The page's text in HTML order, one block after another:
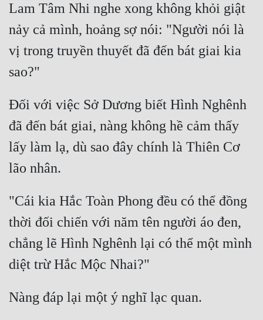
Phương Tây
Phản Phái
Quan Trường
Quân Sự
Sảng Văn
Sắc
Sủng
Thanh Xuân
Tiên Hiệp
Tiểu Thuyết
Trinh Thám
Triều Đấu
Trùng Sinh
Lam Tâm Nhi nghe xong không khỏi giật
nảy cả mình, hoảng sợ nói: "Người nói là
vị trong truyền thuyết đã đến bát giai kia
Đối với việc Sở Dương biết Hình Nghênh
đã đến bát giai, nàng không hề cảm thấy
lấy làm lạ, dù sao đây chính là Thiên Cơ
"Cái kia Hắc Toàn Phong đều có thể đồng
thời đối chiến với năm tên người áo đen,
chẳng lẽ Hình Nghênh lại có thể một mình